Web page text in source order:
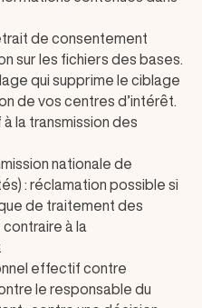
de consentement
sur les fichiers des bases.
qui supprime le ciblage
de vos centres d’intérêt.
la transmission des
nationale de
: réclamation possible si
de traitement des
à la
effectif contre
le responsable du